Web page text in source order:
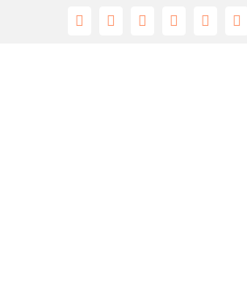
FacebookTwitterRedditLinkedInTumblr